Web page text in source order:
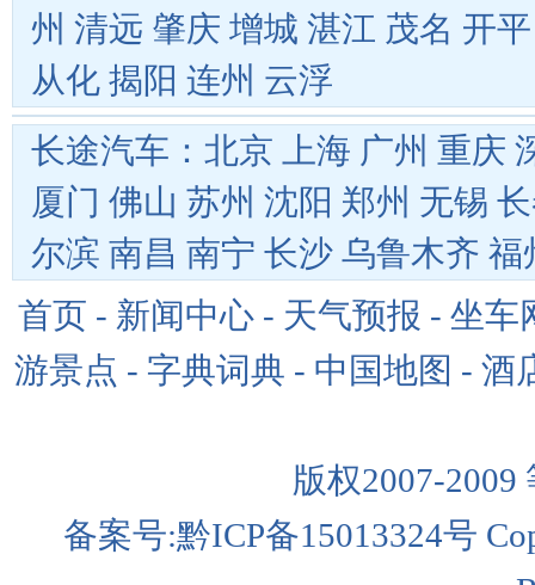
州 清远 肇庆 增城 湛江 茂名 开平
从化 揭阳 连州 云浮
长途汽车： 北京 上海 广州 重庆
厦门 佛山 苏州 沈阳 郑州 无锡
尔滨 南昌 南宁 长沙 乌鲁木齐 福
首页 - 新闻中心- 天气预报 - 坐车
游景点 - 字典词典 - 中国地图 - 酒
版权2007-2009
备案号:黔ICP备15013324号